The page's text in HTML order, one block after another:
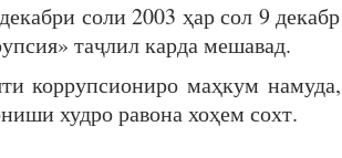
соли 2003 ҳар сол 9 декабр
таҷлил карда мешавад.
коррупсиониро маҳкум намуда,
худро равона хоҳем сохт.